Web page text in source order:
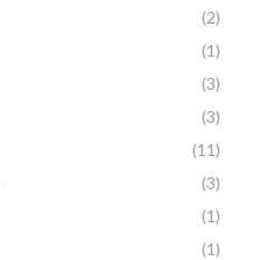
(2)
(1)
(3)
(3)
(11)
(3)
(1)
(1)